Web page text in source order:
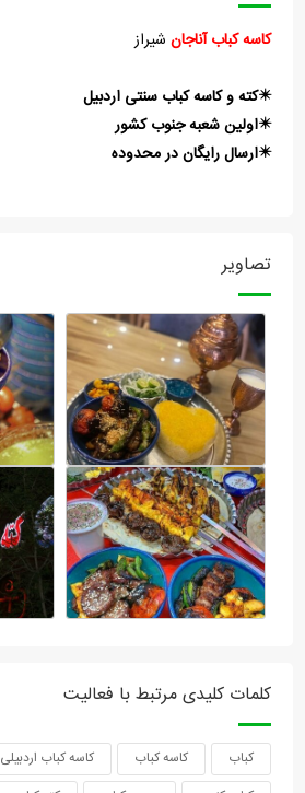
کاسه کباب آناجان شیراز
✴️کته و کاسه کباب سنتی اردبیل
✴️اولین شعبه جنوب کشور
✴️ارسال رایگان در محدوده
تصاویر
کلمات کلیدی مرتبط با فعالیت
کباب کاسه کباب کاسه کباب اردبیلی